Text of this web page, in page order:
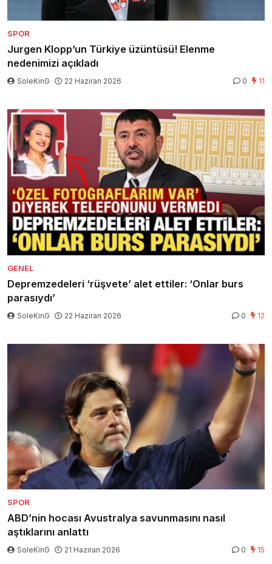
SPOR
Jurgen Klopp’un Türkiye üzüntüsü! Elenme
nedenimizi açıkladı
SoleKinG 22 Haziran 2026 0 11
GENEL
Depremzedeleri ‘rüşvete’ alet ettiler: ‘Onlar burs
parasıydı’
SoleKinG 22 Haziran 2026 0 12
SPOR
ABD’nin hocası Avustralya savunmasını nasıl
aştıklarını anlattı
SoleKinG 21 Haziran 2026 0 15